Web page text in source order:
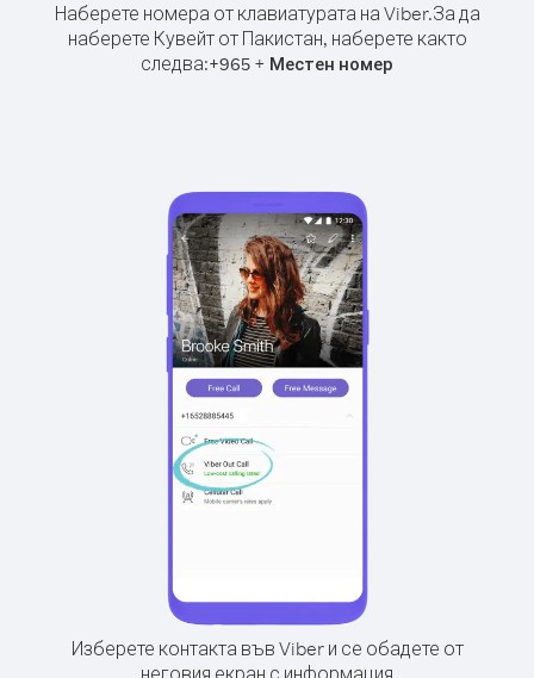
Наберете номера от клавиатурата на Viber.За да
наберете Кувейт от Пакистан, наберете както
следва:+965 + Местен номер
Изберете контакта във Viber и се обадете от
неговия екран с информация